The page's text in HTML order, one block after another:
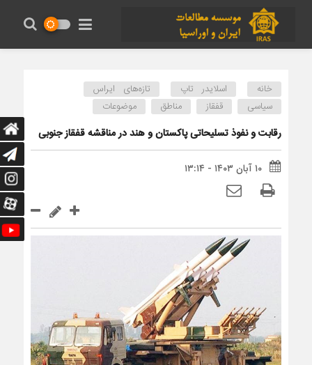
خانه اسلایدر تاپ
تازه‌های ایراس
سیاسی
قفقاز مناطق موضوعات
رقابت و نفوذ تسلیحاتی پاکستان و هند در مناقشه قفقاز جنوبی
۱۰ آبان ۱۴۰۳ - ۱۳:۱۴